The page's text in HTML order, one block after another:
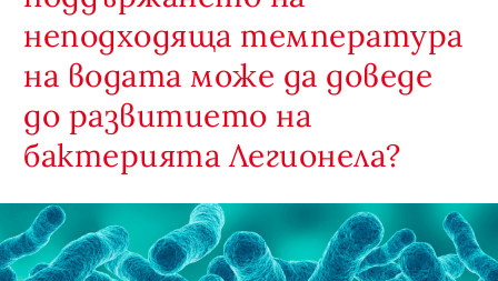
неподходяща температура
на водата може да доведе
до развитието на
бактерията Легионела?